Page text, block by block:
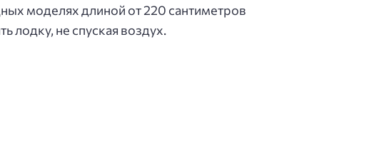
моделях длиной от 220 сантиметров
лодку, не спуская воздух.